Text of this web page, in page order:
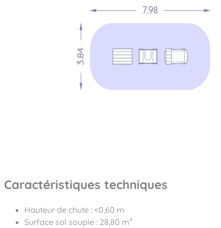
Caractéristiques techniques
Hauteur de chute : <0,60 m
Surface sol souple : 28,80 m²